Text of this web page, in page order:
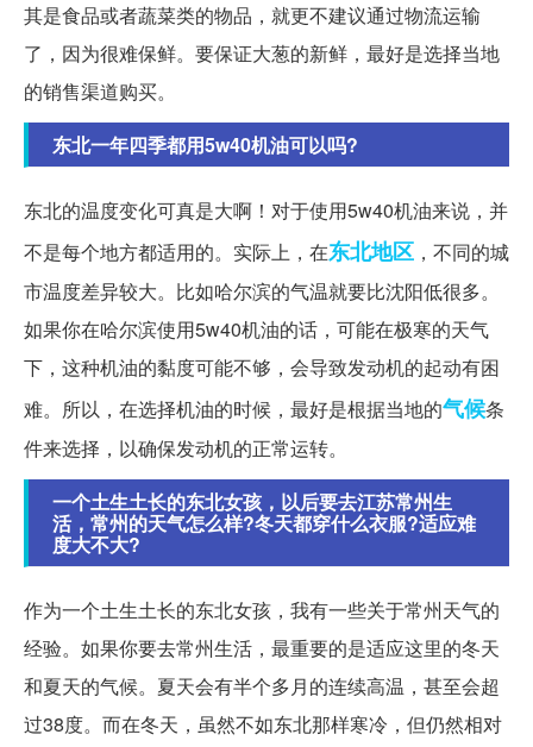
其是食品或者蔬菜类的物品，就更不建议通过物流运输
了，因为很难保鲜。要保证大葱的新鲜，最好是选择当地
的销售渠道购买。
东北一年四季都用5w40机油可以吗?
东北的温度变化可真是大啊！对于使用5w40机油来说，并
不是每个地方都适用的。实际上，在东北地区 ，不同的城
市温度差异较大。比如哈尔滨的气温就要比沈阳低很多。
如果你在哈尔滨使用5w40机油的话，可能在极寒的天气
下，这种机油的黏度可能不够，会导致发动机的起动有困
难。所以，在选择机油的时候，最好是根据当地的气候条
件来选择，以确保发动机的正常运转。
一个土生土长的东北女孩，以后要去江苏常州生
活，常州的天气怎么样?冬天都穿什么衣服?适应难
度大不大?
作为一个土生土长的东北女孩，我有一些关于常州天气的
经验。如果你要去常州生活，最重要的是适应这里的冬天
和夏天的气候。夏天会有半个多月的连续高温，甚至会超
过38度。而在冬天，虽然不如东北那样寒冷，但仍然相对